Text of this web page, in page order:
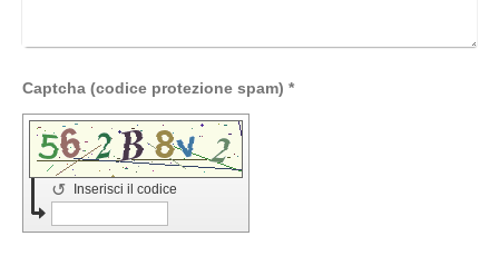
Captcha (codice protezione spam) *
Inserisci il codice
↺